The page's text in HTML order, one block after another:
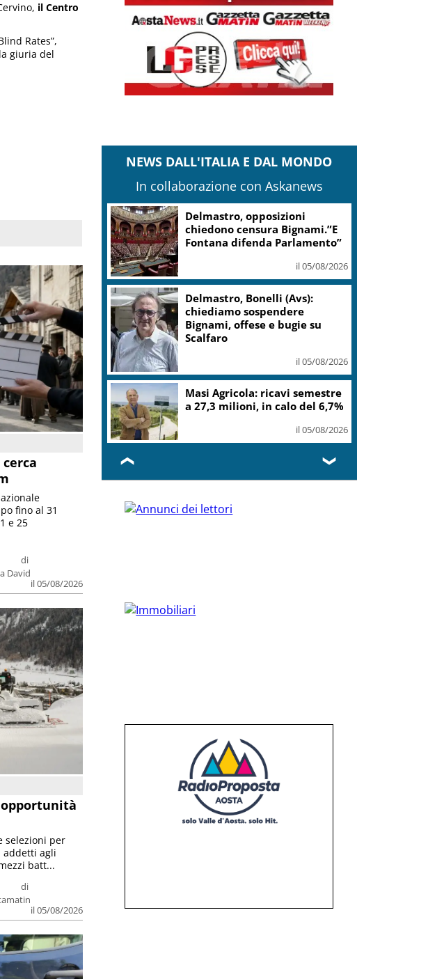
il Centro
Rates”,
giuria del
di
David
il 05/08/2026
fino al 31
e 25
di
il 05/08/2026
selezioni per
addetti agli
batt...
NEWS DALL'ITALIA E DAL MONDO
In collaborazione con Askanews
Delmastro, opposizioni
chiedono censura Bignami.”E
Fontana difenda Parlamento”
il 05/08/2026
Delmastro, Bonelli (Avs):
chiediamo sospendere
Bignami, offese e bugie su
Scalfaro
il 05/08/2026
Masi Agricola: ricavi semestre
a 27,3 milioni, in calo del 6,7%
il 05/08/2026
❮ ❯